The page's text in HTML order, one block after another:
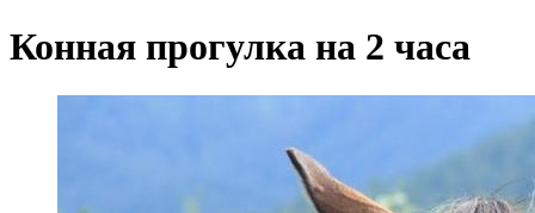
Конная прогулка на 2 часа